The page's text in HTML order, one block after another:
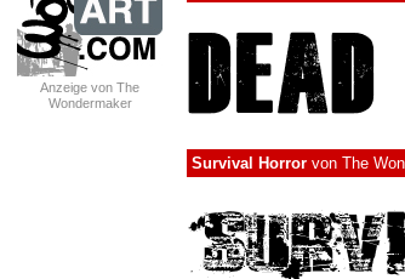
Anzeige von The
Wondermaker
Survival Horror von The